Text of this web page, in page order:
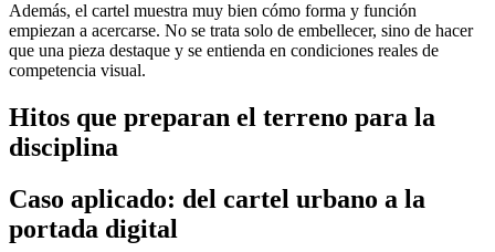
Además, el cartel muestra muy bien cómo forma y función
empiezan a acercarse. No se trata solo de embellecer, sino de hacer
que una pieza destaque y se entienda en condiciones reales de
competencia visual.
Hitos que preparan el terreno para la
disciplina
Caso aplicado: del cartel urbano a la
portada digital